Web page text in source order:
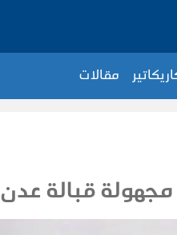
مقالات
قبالة عدن